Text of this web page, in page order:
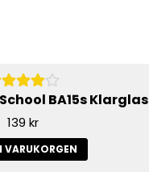
BA15s Klarglas
139 kr
VARUKORGEN